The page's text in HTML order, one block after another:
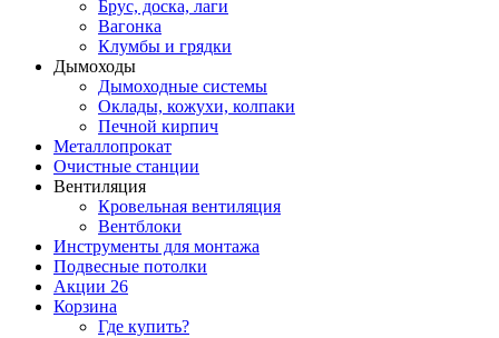
Брус, доска, лаги
Вагонка
Клумбы и грядки
Дымоходы
Дымоходные системы
Оклады, кожухи, колпаки
Печной кирпич
Металлопрокат
Очистные станции
Вентиляция
Кровельная вентиляция
Вентблоки
Инструменты для монтажа
Подвесные потолки
Акции 26
Корзина
Где купить?